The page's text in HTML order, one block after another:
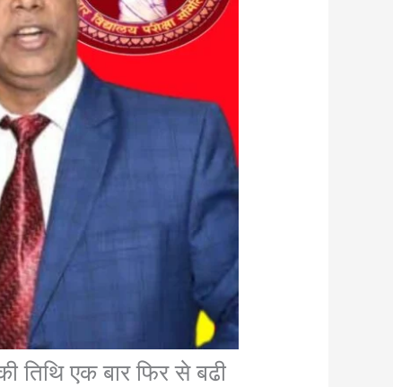
तिथि एक बार फिर से बढी